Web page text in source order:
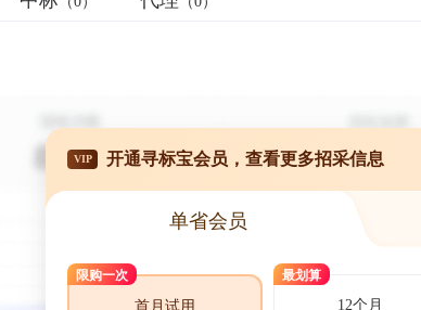
VIP 开通寻标宝会员，查看更多招采信息
单省会员
限购一次
首月试用
最划算
12个月